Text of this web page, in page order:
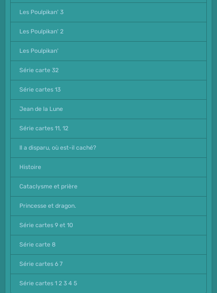
Les Poulpikan' 3
Les Poulpikan' 2
Les Poulpikan'
Série carte 32
Série cartes 13
Jean de la Lune
Série cartes 11, 12
Il a disparu, où est-il caché?
Histoire
Cataclysme et prière
Princesse et dragon.
Série cartes 9 et 10
Série carte 8
Série cartes 6 7
Série cartes 1 2 3 4 5